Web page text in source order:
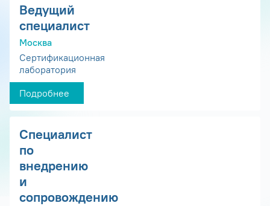
Ведущий
специалист
Москва
Сертификационная
лаборатория
Подробнее
Специалист
по
внедрению
и
сопровождению